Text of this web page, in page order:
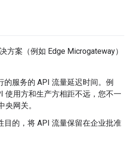
方案（例如 Edge Microgateway）
的服务的 API 流量延迟时间。例
使用方和生产方相距不远，您不一
央网关。
目的，将 API 流量保留在企业批准